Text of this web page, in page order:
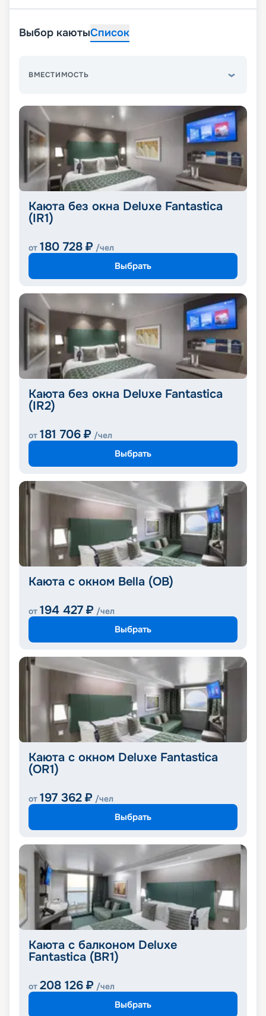
Выбор каютыСписок
ВМЕСТИМОСТЬ
Каюта без окна Deluxe Fantastica
(IR1)
от 180 728 ₽ /чел
Выбрать
Каюта без окна Deluxe Fantastica
(IR2)
от 181 706 ₽ /чел
Выбрать
Каюта с окном Bella (OB)
от 194 427 ₽ /чел
Выбрать
Каюта с окном Deluxe Fantastica
(OR1)
от 197 362 ₽ /чел
Выбрать
Каюта с балконом Deluxe
Fantastica (BR1)
от 208 126 ₽ /чел
Выбрать